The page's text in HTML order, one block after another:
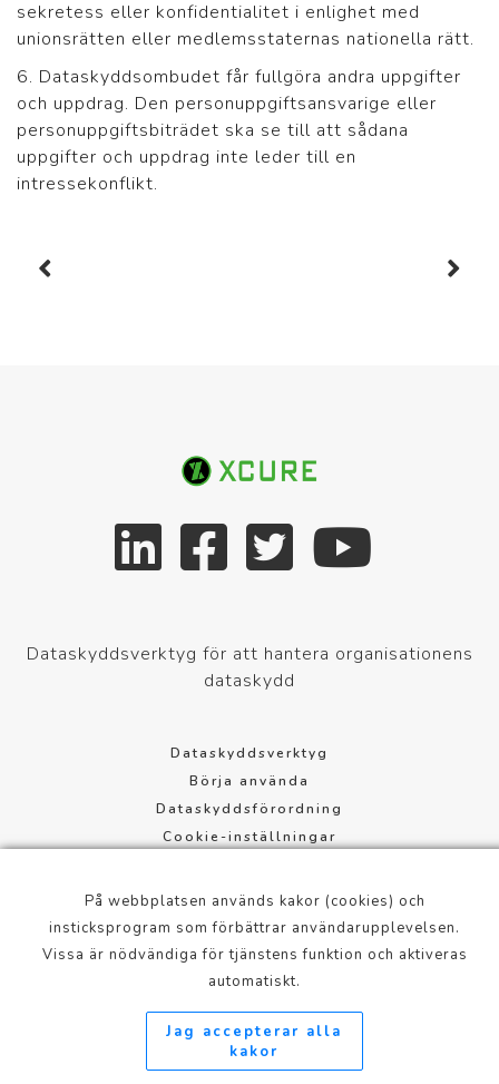
sekretess eller konfidentialitet i enlighet med
unionsrätten eller medlemsstaternas nationella rätt.
6. Dataskyddsombudet får fullgöra andra uppgifter
och uppdrag. Den personuppgiftsansvarige eller
personuppgiftsbiträdet ska se till att sådana
uppgifter och uppdrag inte leder till en
intressekonflikt.
Dataskyddsverktyg för att hantera organisationens
dataskydd
Dataskyddsverktyg
Börja använda
Dataskyddsförordning
Cookie-inställningar
Mannerheimintie 113, 00280 Helsinki, Finland
info@xcure.fi
+358 20 798 1360
På webbplatsen används kakor (cookies) och
insticksprogram som förbättrar användarupplevelsen.
Vissa är nödvändiga för tjänstens funktion och aktiveras
automatiskt.
Jag accepterar alla
kakor